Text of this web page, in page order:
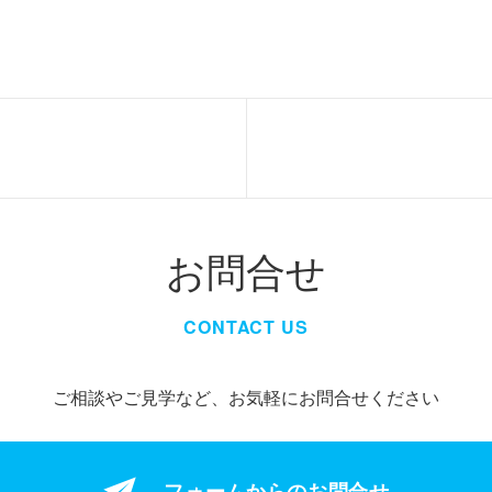
お問合せ
CONTACT US
ご相談やご見学など、お気軽にお問合せください